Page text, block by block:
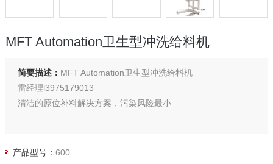
MFT Automation卫生型冲洗给料机
简要描述： MFT Automation卫生型冲洗给料机
雷经理l3975179013
清洁的原位补料解决方案，污染风险最小
产品型号： 600